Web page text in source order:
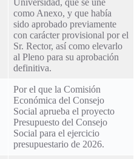
como Anexo, y que había
sido aprobado previamente
con carácter provisional por el
Sr. Rector, así como elevarlo
al Pleno para su aprobación
definitiva.
Por el que la Comisión
Económica del Consejo
Social aprueba el proyecto
Presupuesto del Consejo
Social para el ejercicio
presupuestario de 2026.